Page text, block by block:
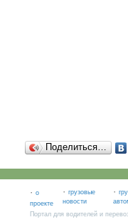
Поделиться…
· о
проекте
· грузовые
новости
·
Портал для водителей и